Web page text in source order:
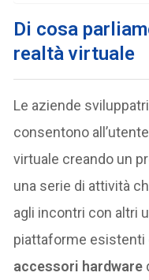
Di cosa
realtà virtuale
Le aziende
consentono
virtuale creando un
una serie di attività
agli incontri con altri
piattaforme esistenti
accessori hardware